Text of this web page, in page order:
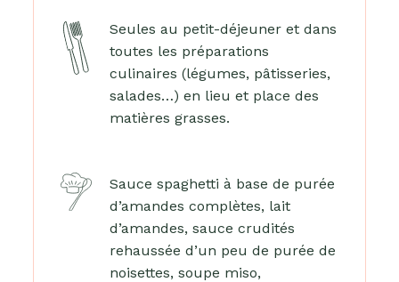
Seules au petit-déjeuner et dans
toutes les préparations
culinaires (légumes, pâtisseries,
salades…) en lieu et place des
matières grasses.
Sauce spaghetti à base de purée
d’amandes complètes, lait
d’amandes, sauce crudités
rehaussée d’un peu de purée de
noisettes, soupe miso,